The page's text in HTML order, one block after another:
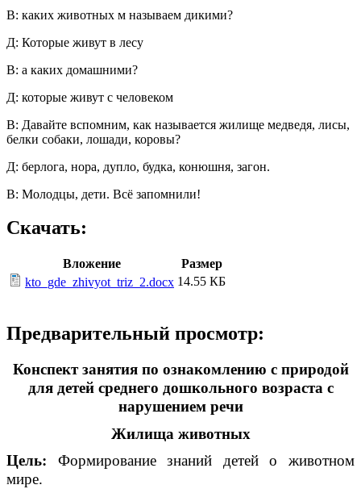
В: каких животных м называем дикими?
Д: Которые живут в лесу
В: а каких домашними?
Д: которые живут с человеком
В: Давайте вспомним, как называется жилище медведя, лисы,
белки собаки, лошади, коровы?
Д: берлога, нора, дупло, будка, конюшня, загон.
В: Молодцы, дети. Всё запомнили!
Скачать:
Вложение
Размер
kto_gde_zhivyot_triz_2.docx 14.55 КБ
Предварительный просмотр:
Конспект занятия по ознакомлению с природой
для детей среднего дошкольного возраста с
нарушением речи
Жилища животных
Цель: Формирование знаний детей о животном
мире.